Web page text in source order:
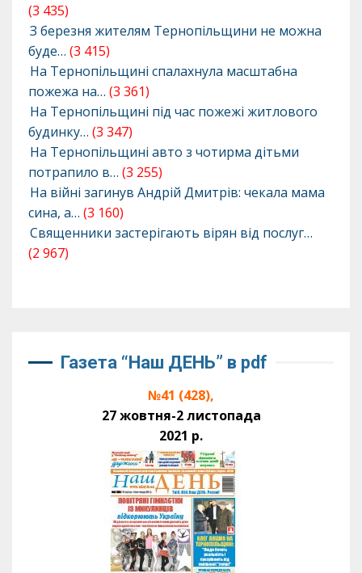
(3 435)
З березня жителям Тернопільщини не можна
буде… (3 415)
На Тернопільщині спалахнула масштабна
пожежа на… (3 361)
На Тернопільщині під час пожежі житлового
будинку… (3 347)
На Тернопільщині авто з чотирма дітьми
потрапило в… (3 255)
На війні загинув Андрій Дмитрів: чекала мама
сина, а… (3 160)
Священники застерігають вірян від послуг…
(2 967)
Газета “Наш ДЕНЬ” в pdf
№41 (428),
27 жовтня-2 листопада
2021 р.